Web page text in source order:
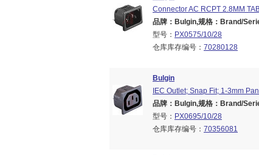
Connector AC RCPT 2.8MM
品牌：Bulgin,规格：Brand/
型号： PX0575/10/28
仓库库存编号： 70280128
Bulgin
IEC Outlet; Snap Fit; 1-3mm
品牌：Bulgin,规格：Brand/
型号： PX0695/10/28
仓库库存编号： 70356081